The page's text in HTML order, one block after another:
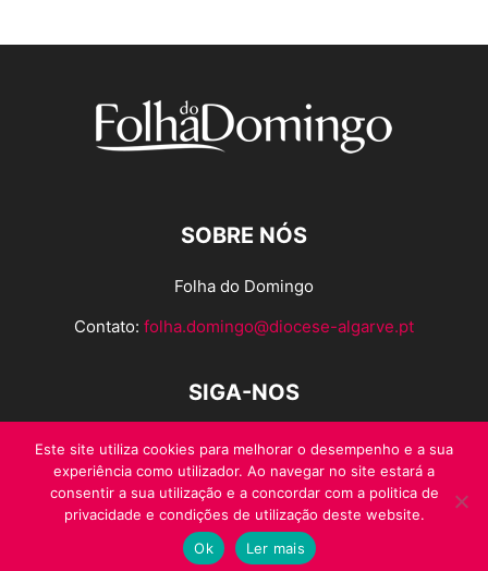
SOBRE NÓS
Folha do Domingo
Contato: folha.domingo@diocese-algarve.pt
SIGA-NOS
© Folha do Domingo 2026, todos os direitos reservados.
Este site utiliza cookies para melhorar o desempenho e a sua
experiência como utilizador. Ao navegar no site estará a
consentir a sua utilização e a concordar com a politica de
privacidade e condições de utilização deste website.
Ok
Ler mais